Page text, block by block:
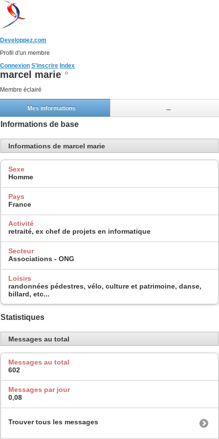
Developpez.com
Profil d'un membre
Connexion S'inscrire Index
marcel marie
Membre éclairé
Mes informations ...
Informations de base
Informations de marcel marie
Sexe
Homme
Pays
France
Activité
retraité, ex chef de projets en informatique
Secteur
Associations - ONG
Loisirs
randonnées pédestres, vélo, culture et patrimoine, danse,
billard, etc...
Statistiques
Messages au total
Messages au total
602
Messages par jour
0,08
Trouver tous les messages